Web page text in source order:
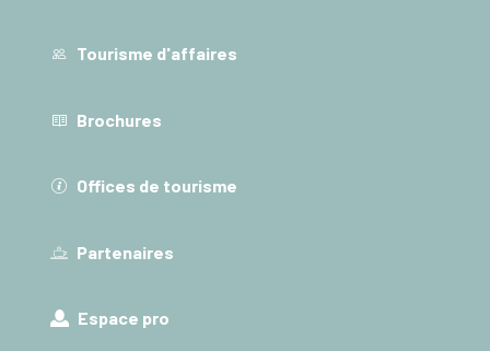
Tourisme d'affaires
Brochures
Offices de tourisme
Partenaires
Espace pro